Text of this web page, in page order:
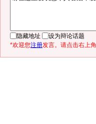
隐藏地址
设为辩论话题
*欢迎您注册发言。请点击右上角